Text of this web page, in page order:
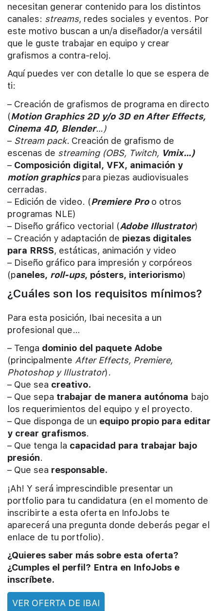
necesitan generar contenido para los distintos
canales: streams, redes sociales y eventos. Por
este motivo buscan a un/a diseñador/a versátil
que le guste trabajar en equipo y crear
grafismos a contra-reloj.
Aquí puedes ver con detalle lo que se espera de
ti:
– Creación de grafismos de programa en directo
(Motion Graphics 2D y/o 3D en After Effects,
Cinema 4D, Blender…)
– Stream pack. Creación de grafismo de
escenas de streaming (OBS, Twitch, Vmix…)
– Composición digital, VFX, animación y
motion graphicspara piezas audiovisuales
cerradas.
– Edición de video. (Premiere Pro o otros
programas NLE)
– Diseño gráfico vectorial (Adobe Illustrator)
– Creación y adaptación de piezas digitales
para RRSS, estáticas, animación y video
– Diseño gráfico para impresión y corpóreos
(paneles, roll-ups, pósters, interiorismo)
¿Cuáles son los requisitos mínimos?
Para esta posición, Ibai necesita a un
profesional que…
– Tenga dominio del paquete Adobe
(principalmente After Effects, Premiere,
Photoshop y Illustrator).
– Que sea creativo.
– Que sepa trabajar de manera autónoma bajo
los requerimientos del equipo y el proyecto.
– Que disponga de un equipo propio para editar
y crear grafismos.
– Que tenga la capacidad para trabajar bajo
presión.
– Que sea responsable.
¡Ah! Y será imprescindible presentar un
portfolio para tu candidatura (en el momento de
inscribirte a esta oferta en InfoJobs te
aparecerá una pregunta donde deberás pegar el
enlace de tu portfolio).
¿Quieres saber más sobre esta oferta?
¿Cumples el perfil? Entra en InfoJobs e
inscríbete.
VER OFERTA DE IBAI